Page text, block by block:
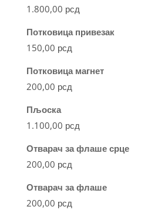
1.800,00 рсд
Потковица привезак
150,00 рсд
Потковица магнет
200,00 рсд
Пљоска
1.100,00 рсд
Отварач за флаше срце
200,00 рсд
Отварач за флаше
200,00 рсд